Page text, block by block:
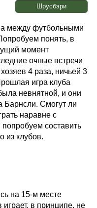
Шрусбэри
между футбольными
понять, в
момент
очные встречи
4 раза, ничьей 3
игра клуба
невнятной, и они
Барнсли. Смогут ли
наравне с
составить
из клубов.
на 15-м месте
в принципе, не